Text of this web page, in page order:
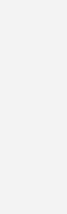
Auf der Bühne
für
schon Songs
Debutalbum
deutschen
Das Duo
Pop mit
Italo-Disco mit
2022 wurde
nominiert.
mittlerweile
Flankierend
dem
das Wurfspiel
Foodtruck
wirbt für ein
weshalb sie
Mitbringen